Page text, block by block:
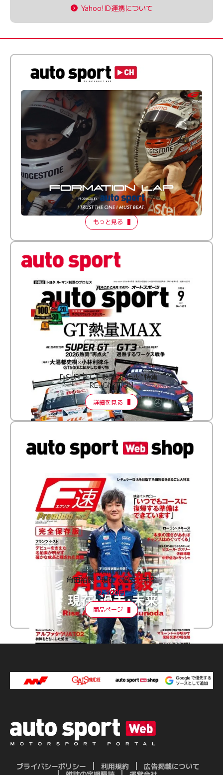
Yahoo!ID連携について
倒す相手を、信じてる。小林利徠斗 × 野村勇斗
【FORMATION LAP Produced by auto sport】
2026 Episode 2
もっと見る
［ SUPER GT 熱闘“再点火”特集 ］
RE:IGNITION
詳細を見る
F速 Premium Vol.3
角田裕毅 現在・過去・未来
2,100円
商品ページ
プライバシーポリシー 利用規約
広告掲載について